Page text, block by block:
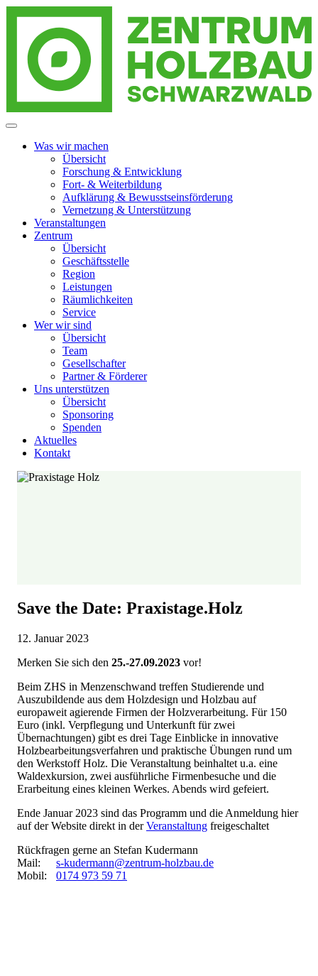
springen
springen
springen
Was wir machen
Übersicht
Forschung & Entwicklung
Fort- & Weiterbildung
Aufklärung & Bewusstseinsförderung
Vernetzung & Unterstützung
Veranstaltungen
Zentrum
Übersicht
Geschäftsstelle
Region
Leistungen
Räumlichkeiten
Service
Wer wir sind
Übersicht
Team
Gesellschafter
Partner & Förderer
Uns unterstützen
Übersicht
Sponsoring
Spenden
Aktuelles
Kontakt
Save the Date: Praxistage.Holz
12. Januar 2023
Merken Sie sich den 25.-27.09.2023 vor!
Beim ZHS in Menzenschwand treffen Studierende und
Auszubildende aus dem Holzdesign und Holzbau auf
europaweit agierende Firmen der Holzverarbeitung. Für 150
Euro (inkl. Verpflegung und Unterkunft für zwei
Übernachtungen) gibt es drei Tage Einblicke in innovative
Holzbearbeitungsverfahren und praktische Übungen rund um
den Werkstoff Holz. Die Veranstaltung beinhaltet u.a. eine
Waldexkursion, zwei ausführliche Firmenbesuche und die
Erarbeitung eines kleinen Werkes. Abends wird gefeiert.
Ende Januar 2023 sind das Programm und die Anmeldung hier
auf der Website direkt in derVeranstaltung freigeschaltet
Rückfragen gerne an Stefan Kudermann
Mail:
Mobil:
s-kudermann@zentrum-holzbau.de
0174 973 59 71